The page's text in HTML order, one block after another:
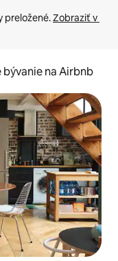
preložené. Zobraziť v
bývanie na Airbnb